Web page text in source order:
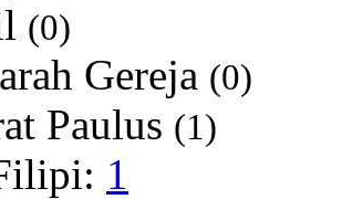
(0)
Gereja (0)
Paulus (1)
1